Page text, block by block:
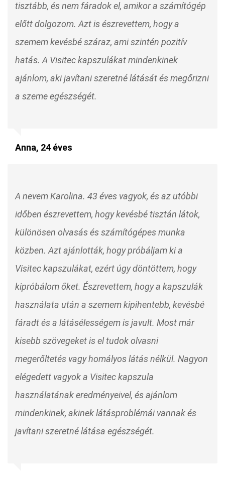
tisztább, és nem fáradok el, amikor a számítógép
előtt dolgozom. Azt is észrevettem, hogy a
szemem kevésbé száraz, ami szintén pozitív
hatás. A Visitec kapszulákat mindenkinek
ajánlom, aki javítani szeretné látását és megőrizni
a szeme egészségét.
Anna, 24 éves
A nevem Karolina. 43 éves vagyok, és az utóbbi
időben észrevettem, hogy kevésbé tisztán látok,
különösen olvasás és számítógépes munka
közben. Azt ajánlották, hogy próbáljam ki a
Visitec kapszulákat, ezért úgy döntöttem, hogy
kipróbálom őket. Észrevettem, hogy a kapszulák
használata után a szemem kipihentebb, kevésbé
fáradt és a látásélességem is javult. Most már
kisebb szövegeket is el tudok olvasni
megerőltetés vagy homályos látás nélkül. Nagyon
elégedett vagyok a Visitec kapszula
használatának eredményeivel, és ajánlom
mindenkinek, akinek látásproblémái vannak és
javítani szeretné látása egészségét.